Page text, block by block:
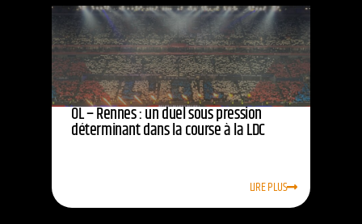
OL – Rennes : un duel sous pression
déterminant dans la course à la LDC
LIRE PLUS